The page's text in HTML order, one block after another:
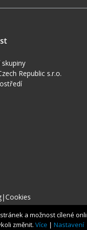
Republic s.r.o.
|Cookies
a možnost cílené
změnit. Více | Nastavení